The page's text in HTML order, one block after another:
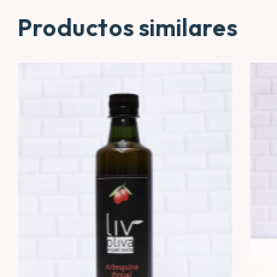
Productos similares